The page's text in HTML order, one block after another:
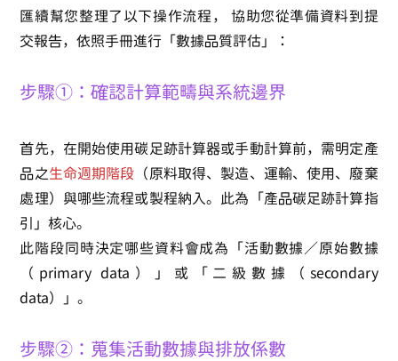
匯續幫您整理了以下操作流程， 協助您從準備資料到提
交報告，依照手冊進行「數據品質評估」：
步驟①：確認計算範疇與系統邊界
首先，在開始使用碳足跡計算器或手動計算前，需明定產
品之生命週期階段 （原料取得、製造、運輸、使用、廢棄
處理）與哪些流程或製程納入。此為「產品碳足跡計算指
引」核心。
此階段同時決定哪些資料會成為「活動數據／原始數據
（primary data）」或「二級數據（secondary
data）」。
步驟②：蒐集活動數據與排放係數